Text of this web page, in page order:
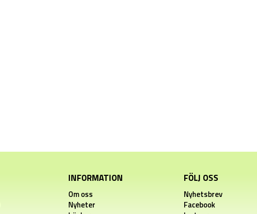
INFORMATION
Om oss
Nyheter
FÖLJ OSS
Nyhetsbrev
Facebook